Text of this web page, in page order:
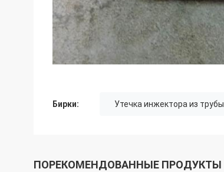
Бирки: Утечка инжектора из трубы
ПОРЕКОМЕНДОВАННЫЕ ПРОДУКТЫ